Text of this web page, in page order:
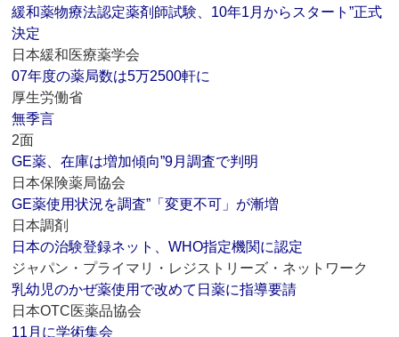
緩和薬物療法認定薬剤師試験、10年1月からスタート”正式
決定
日本緩和医療薬学会
07年度の薬局数は5万2500軒に
厚生労働省
無季言
2面
GE薬、在庫は増加傾向”9月調査で判明
日本保険薬局協会
GE薬使用状況を調査”「変更不可」が漸増
日本調剤
日本の治験登録ネット、WHO指定機関に認定
ジャパン・プライマリ・レジストリーズ・ネットワーク
乳幼児のかぜ薬使用で改めて日薬に指導要請
日本OTC医薬品協会
11月に学術集会